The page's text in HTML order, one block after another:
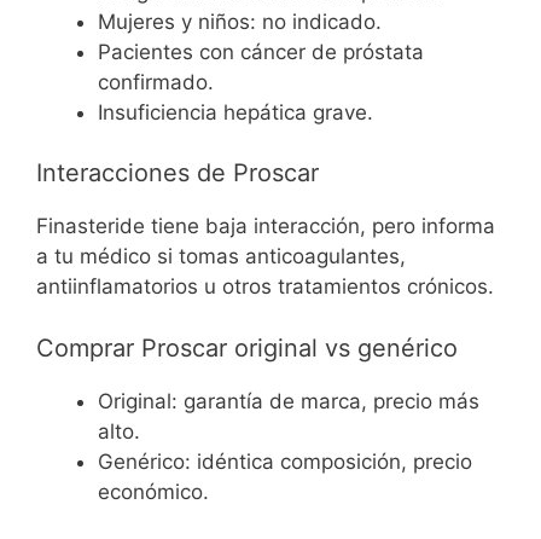
Mujeres y niños: no indicado.
Pacientes con cáncer de próstata
confirmado.
Insuficiencia hepática grave.
Interacciones de Proscar
Finasteride tiene baja interacción, pero informa
a tu médico si tomas anticoagulantes,
antiinflamatorios u otros tratamientos crónicos.
Comprar Proscar original vs genérico
Original: garantía de marca, precio más
alto.
Genérico: idéntica composición, precio
económico.